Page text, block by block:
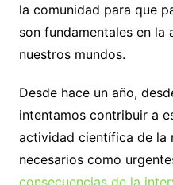
la comunidad para que
son fundamentales en la
nuestros mundos.
Desde hace un año,
intentamos contribuir a
actividad científica de la
necesarios como
consecuencias de la